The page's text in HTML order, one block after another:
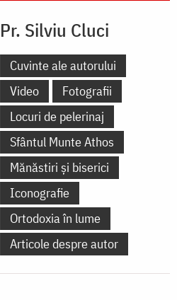
Pr. Silviu Cluci
Cuvinte ale autorului
Video
Fotografii
Locuri de pelerinaj
Sfântul Munte Athos
Mănăstiri și biserici
Iconografie
Ortodoxia în lume
Articole despre autor